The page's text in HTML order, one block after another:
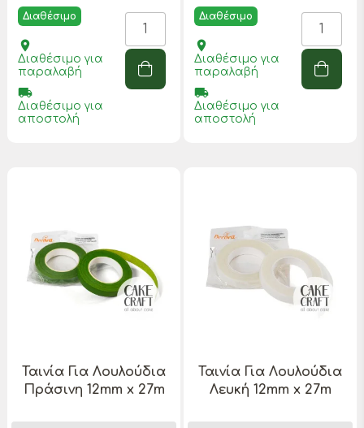
Διαθέσιμο
place
Διαθέσιμο για
παραλαβή
local_shipping
Διαθέσιμο για
αποστολή
Διαθέσιμο
place
Διαθέσιμο για
παραλαβή
local_shipping
Διαθέσιμο για
αποστολή
Ταινία Για Λουλούδια
Πράσινη 12mm x 27m
Ταινία Για Λουλούδια
Λευκή 12mm x 27m